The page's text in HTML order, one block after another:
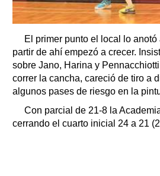
El primer punto el local lo anotó
partir de ahí empezó a crecer.
sobre Jano, Harina y
correr la cancha, careció de tiro a
algunos pases de riesgo en la
Con parcial de 21-8 la
cerrando el cuarto inicial 24 a 21